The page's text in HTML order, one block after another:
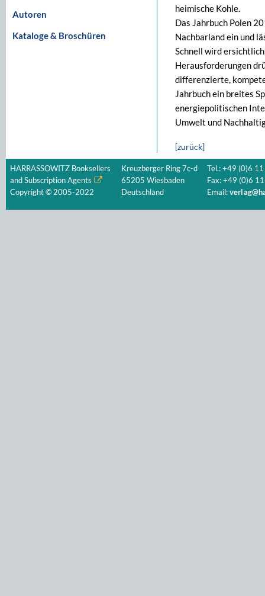
Autoren
Kataloge & Broschüren
heimische Kohle.
Das Jahrbuch Polen
Nachbarland ein und
Schnell wird
Herausforderungen
differenzierte,
Jahrbuch ein breites
energiepolitischen
Umwelt und
[zurück]
HARRASSOWITZ Booksellers
and Subscription Agents
Copyright © 2005-2022
Kreuzberger Ring 7c-d
65205 Wiesbaden
Deutschland
Tel.: +49 (0)6
Fax: +49 (0)6
Email: